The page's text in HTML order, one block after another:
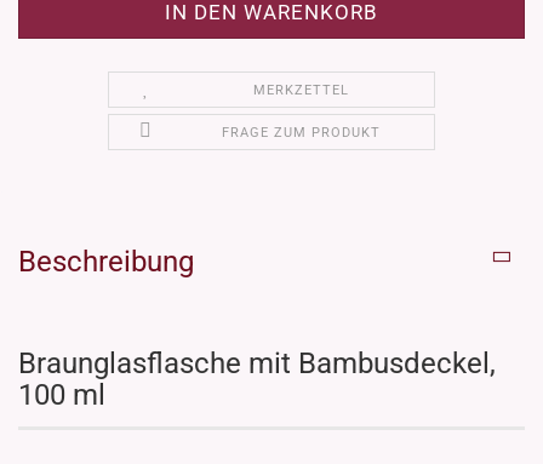
MERKZETTEL
FRAGE ZUM PRODUKT
Beschreibung
Braunglasflasche mit Bambusdeckel,
100 ml